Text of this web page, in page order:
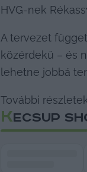
HVG-nek
A tervezet
közérdekű – és
lehetne jobbá
További
KECSUP